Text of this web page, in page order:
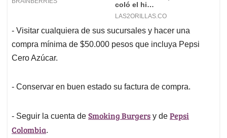
- Visitar cualquiera de sus sucursales y hacer una
compra mínima de $50.000 pesos que incluya Pepsi
Cero Azúcar.
- Conservar en buen estado su factura de compra.
- Seguir la cuenta de Smoking Burgers y de Pepsi
Colombia.